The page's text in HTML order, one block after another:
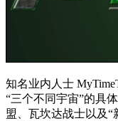
知名业内人士
“三个不同宇宙”的具
盟、瓦坎达战士以及